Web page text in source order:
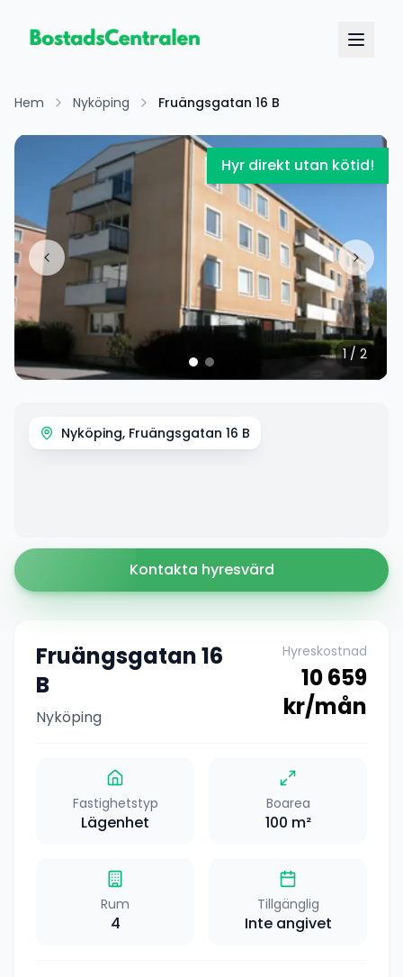
Hem Nyköping Fruängsgatan 16 B
Hyr direkt utan kötid!
1 / 2
Nyköping, Fruängsgatan 16 B
Kontakta hyresvärd
Fruängsgatan 16
B
Nyköping
Hyreskostnad
10 659
kr/mån
Fastighetstyp
Lägenhet
Boarea
100 m²
Rum
4
Tillgänglig
Inte angivet